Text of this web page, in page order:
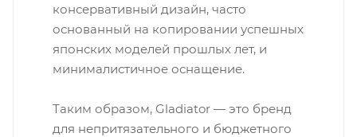
консервативный дизайн, часто
основанный на копировании успешных
японских моделей прошлых лет, и
минималистичное оснащение.
Таким образом, Gladiator — это бренд
для непритязательного и бюджетного